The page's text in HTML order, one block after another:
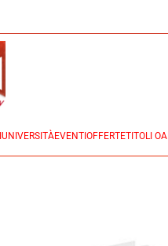
UNIVERSITÀEVENTI OFFERTETITOLI OA